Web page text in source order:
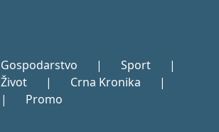
Gospodarstvo | Sport
|
Život | Crna Kronika
|
| Promo